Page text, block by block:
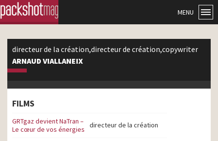
MENU
directeur de la création,directeur de création,copywriter
ARNAUD VIALLANEIX
FILMS
GRTgaz devient NaTran –
Le cœur de vos énergies
directeur de la création